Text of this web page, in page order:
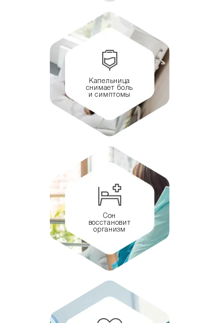
Капельница
снимает боль
и симптомы
Сон
восстановит
организм